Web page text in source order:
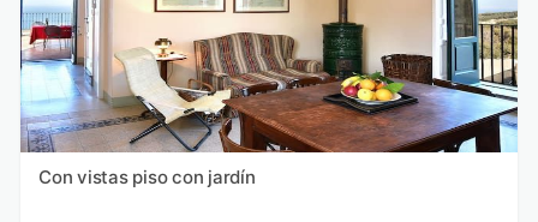
Con vistas piso con jardín